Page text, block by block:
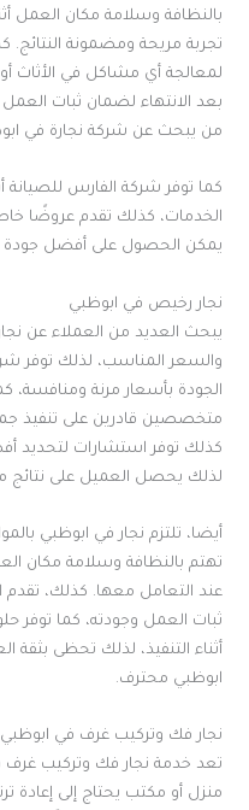
بالنظافة وسلامة مكان العمل
تجربة مريحة ومضمونة النتائج.
لمعالجة أي مشاكل في الأثاث أو
بعد الانتهاء لضمان ثبات العمل
من يبحث عن شركة نجارة في
كما توفر شركة الفارس
الخدمات، كذلك تقدم عروضًا
يمكن الحصول على أفضل
نجار رخيص في ابوظبي
يبحث العديد من العملاء عن
والسعر المناسب، لذلك توفر
الجودة بأسعار مرنة ومنافسة،
متخصصين قادرين على تنفيذ
كذلك توفر استشارات لتحديد
لذلك يحصل العميل على نتائج
أيضا، تلتزم نجار في ابوظبي
تهتم بالنظافة وسلامة مكان
عند التعامل معها. كذلك، تقدم
ثبات العمل وجودته، كما توفر
أثناء التنفيذ، لذلك تحظى بثقة
ابوظبي محترف.
نجار فك وتركيب غرف في ابوظبي
تعد خدمة نجار فك وتركيب غرف
منزل أو مكتب يحتاج إلى إعادة